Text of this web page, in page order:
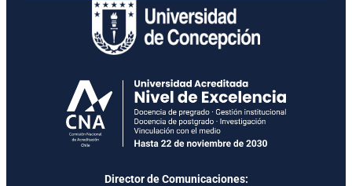
Director de Comunicaciones: